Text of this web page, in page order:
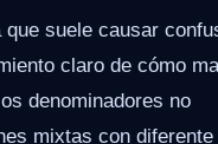
suele causar
claro de cómo
denominadores no
mixtas con diferente